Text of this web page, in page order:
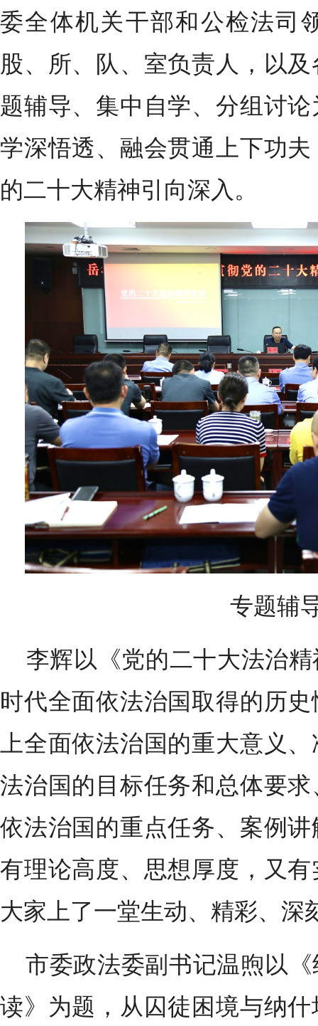
委全体机关干部和公检法司
股、所、队、室负责人，以
题辅导、集中自学、分组讨
学深悟透、融会贯通上下功
的二十大精神引向深入。
专题辅
李辉以《党的二十大法治
时代全面依法治国取得的历
上全面依法治国的重大意义
法治国的目标任务和总体要
依法治国的重点任务、案例
有理论高度、思想厚度，又
大家上了一堂生动、精彩、深
市委政法委副书记温煦以
读》为题，从囚徒困境与纳